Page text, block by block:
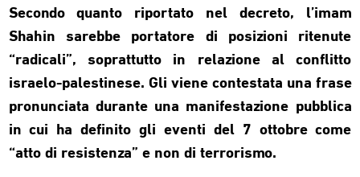
Secondo quanto riportato nel decreto, l’imam
Shahin sarebbe portatore di posizioni ritenute
“radicali”, soprattutto in relazione al conflitto
israelo-palestinese. Gli viene contestata una frase
pronunciata durante una manifestazione pubblica
in cui ha definito gli eventi del 7 ottobre come
“atto di resistenza” e non di terrorismo.